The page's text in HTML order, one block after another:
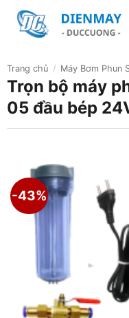
qua
Trang chủ / Máy Bơm Phun
Trọn bộ máy
05 đầu bép
-43%